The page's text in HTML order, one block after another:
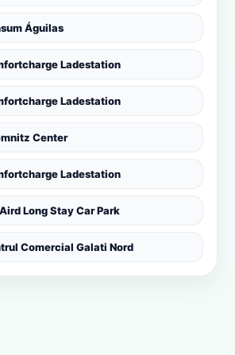
Águilas
Ladestation
Ladestation
Center
Ladestation
Long Stay Car Park
Comercial Galati Nord